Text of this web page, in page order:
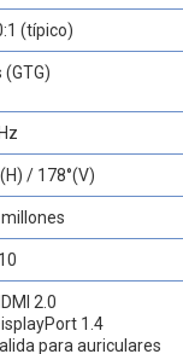
(típico)
(GTG)
/ 178°(V)
2.0
1.4
para auriculares